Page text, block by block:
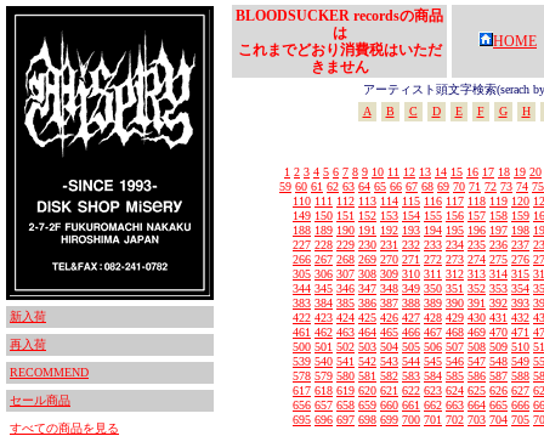
新入荷
再入荷
RECOMMEND
セール商品
すべての商品を見る
BLOODSUCKER recordsの商品
は
これまでどおり消費税はいただ
きません
HOME
アーティスト頭文字検索(serach
A
B C D E F G H
1 2 3 4 5 6 7 8 9 10 11 12 13 14 15 16 17 18 19 20
59 60 61 62 63 64 65 66 67 68 69 70 71 72 73 74 75
110 111 112 113 114 115 116 117 118 119 120
149 150 151 152 153 154 155 156 157 158 159
188 189 190 191 192 193 194 195 196 197 198
227 228 229 230 231 232 233 234 235 236 237
266 267 268 269 270 271 272 273 274 275 276
305 306 307 308 309 310 311 312 313 314 315
344 345 346 347 348 349 350 351 352 353 354
383 384 385 386 387 388 389 390 391 392 393
422 423 424 425 426 427 428 429 430 431 432
461 462 463 464 465 466 467 468 469 470 471
500 501 502 503 504 505 506 507 508 509 510
539 540 541 542 543 544 545 546 547 548 549
578 579 580 581 582 583 584 585 586 587 588
617 618 619 620 621 622 623 624 625 626 627
656 657 658 659 660 661 662 663 664 665 666
695 696 697 698 699 700 701 702 703 704 705